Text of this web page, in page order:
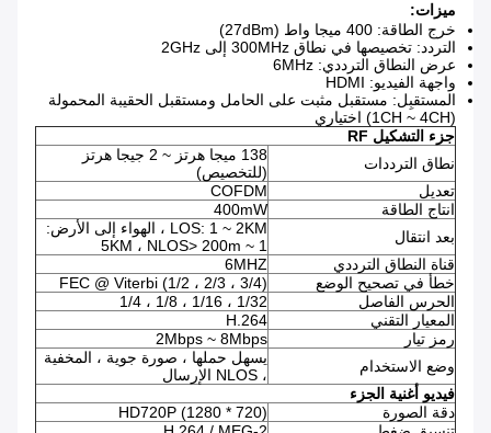
ميزات:
خرج الطاقة: 400 ميجا واط (27dBm)
التردد: تخصيصها في نطاق 300MHz إلى 2GHz
عرض النطاق الترددي: 6MHz
واجهة الفيديو: HDMI
المستقبِل: مستقبل مثبت على الحامل ومستقبل الحقيبة المحمولة
(1CH ~ 4CH) اختياري
جزء التشكيل RF
نطاق الترددات
138 ميجا هرتز ~ 2 جيجا هرتز
(للتخصيص)
تعديل
COFDM
انتاج الطاقة
400mW
بعد انتقال
LOS: 1 ~ 2KM ، الهواء إلى الأرض:
1 ~ 5KM ، NLOS> 200m
قناة النطاق الترددي
6MHZ
خطأ في تصحيح الوضع
FEC @ Viterbi (1/2 ، 2/3 ، 3/4)
الحرس الفاصل
1/32 ، 1/16 ، 1/8 ، 1/4
المعيار التقني
H.264
رمز تيار
2Mbps ~ 8Mbps
وضع الاستخدام
يسهل حملها ، صورة جوية ، المخفية
، NLOS الإرسال
فيديو أغنية الجزء
دقة الصورة
HD720P (1280 * 720)